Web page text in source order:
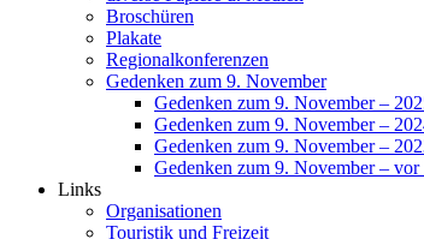
Broschüren
Plakate
Regionalkonferenzen
Gedenken zum 9. November
Gedenken zum 9. November –
Gedenken zum 9. November –
Gedenken zum 9. November –
Gedenken zum 9. November – vor
Links
Organisationen
Touristik und Freizeit